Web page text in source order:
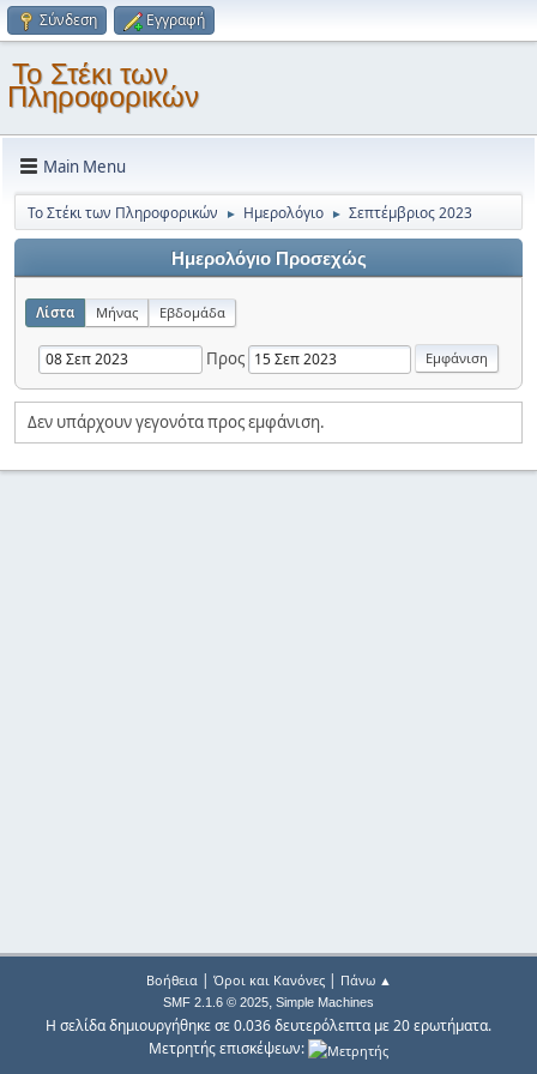
Σύνδεση Εγγραφή
Το Στέκι των
Πληροφορικών
Main Menu
Το Στέκι των Πληροφορικών ► Ημερολόγιο ► Σεπτέμβριος 2023
Ημερολόγιο Προσεχώς
Λίστα Μήνας Εβδομάδα
Προς
Δεν υπάρχουν γεγονότα προς εμφάνιση.
Βοήθεια| Όροι και Κανόνες| Πάνω ▲
SMF 2.1.6 © 2025, Simple Machines
Η σελίδα δημιουργήθηκε σε 0.036 δευτερόλεπτα με 20 ερωτήματα.
Μετρητής επισκέψεων: